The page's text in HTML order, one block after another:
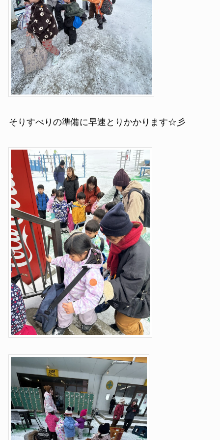
そりすべりの準備に早速とりかかります☆彡